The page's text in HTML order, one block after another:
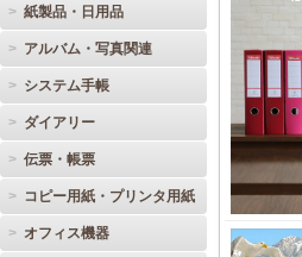
紙製品・日用品
アルバム・写真関連
システム手帳
ダイアリー
伝票・帳票
コピー用紙・プリンタ用紙
オフィス機器